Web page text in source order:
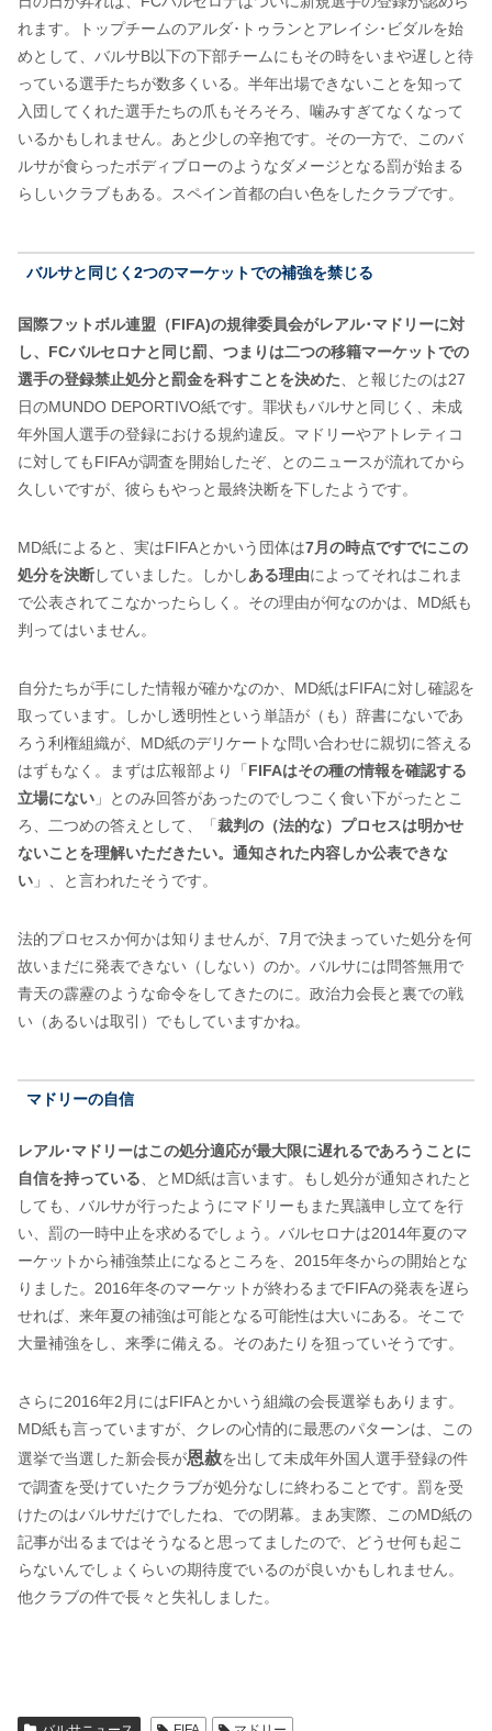
れます。トップチームのアルダ･トゥランとアレイシ･ビダルを始
めとして、バルサB以下の下部チームにもその時をいまや遅しと待
っている選手たちが数多くいる。半年出場できないことを知って
入団してくれた選手たちの爪もそろそろ、噛みすぎてなくなって
いるかもしれません。あと少しの辛抱です。その一方で、このバ
ルサが食らったボディブローのようなダメージとなる罰が始まる
らしいクラブもある。スペイン首都の白い色をしたクラブです。
バルサと同じく2つのマーケットでの補強を禁じる
国際フットボル連盟（FIFA)の規律委員会がレアル･マドリーに対
し、FCバルセロナと同じ罰、つまりは二つの移籍マーケットでの
選手の登録禁止処分と罰金を科すことを決めた 、と報じたのは27
日のMUNDO DEPORTIVO紙です。罪状もバルサと同じく、未成
年外国人選手の登録における規約違反。マドリーやアトレティコ
に対してもFIFAが調査を開始したぞ、とのニュースが流れてから
久しいですが、彼らもやっと最終決断を下したようです。
MD紙によると、実はFIFAとかいう団体は7月の時点ですでにこの
処分を決断していました。しかしある理由によってそれはこれま
で公表されてこなかったらしく。その理由が何なのかは、MD紙も
判ってはいません。
自分たちが手にした情報が確かなのか、MD紙はFIFAに対し確認を
取っています。しかし透明性という単語が（も）辞書にないであ
ろう利権組織が、MD紙のデリケートな問い合わせに親切に答える
はずもなく。まずは広報部より「 FIFAはその種の情報を確認する
立場にない 」とのみ回答があったのでしつこく食い下がったとこ
ろ、二つめの答えとして、「 裁判の（法的な）プロセスは明かせ
ないことを理解いただきたい。通知された内容しか公表できな
い 」、と言われたそうです。
法的プロセスか何かは知りませんが、7月で決まっていた処分を何
故いまだに発表できない（しない）のか。バルサには問答無用で
青天の霹靂のような命令をしてきたのに。政治力会長と裏での戦
い（あるいは取引）でもしていますかね。
マドリーの自信
レアル･マドリーはこの処分適応が最大限に遅れるであろうことに
自信を持っている 、とMD紙は言います。もし処分が通知されたと
しても、バルサが行ったようにマドリーもまた異議申し立てを行
い、罰の一時中止を求めるでしょう。バルセロナは2014年夏のマ
ーケットから補強禁止になるところを、2015年冬からの開始とな
りました。2016年冬のマーケットが終わるまでFIFAの発表を遅ら
せれば、来年夏の補強は可能となる可能性は大いにある。そこで
大量補強をし、来季に備える。そのあたりを狙っていそうです。
さらに2016年2月にはFIFAとかいう組織の会長選挙もあります。
MD紙も言っていますが、クレの心情的に最悪のパターンは、この
選挙で当選した新会長が恩赦を出して未成年外国人選手登録の件
で調査を受けていたクラブが処分なしに終わることです。罰を受
けたのはバルサだけでしたね、での閉幕。まあ実際、このMD紙の
記事が出るまではそうなると思ってましたので、どうせ何も起こ
らないんでしょくらいの期待度でいるのが良いかもしれません。
他クラブの件で長々と失礼しました。